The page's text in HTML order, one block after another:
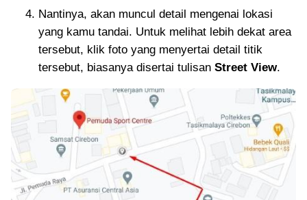
Nantinya, akan muncul detail mengenai lokasi
yang kamu tandai. Untuk melihat lebih dekat area
tersebut, klik foto yang menyertai detail titik
tersebut, biasanya disertai tulisan Street View.